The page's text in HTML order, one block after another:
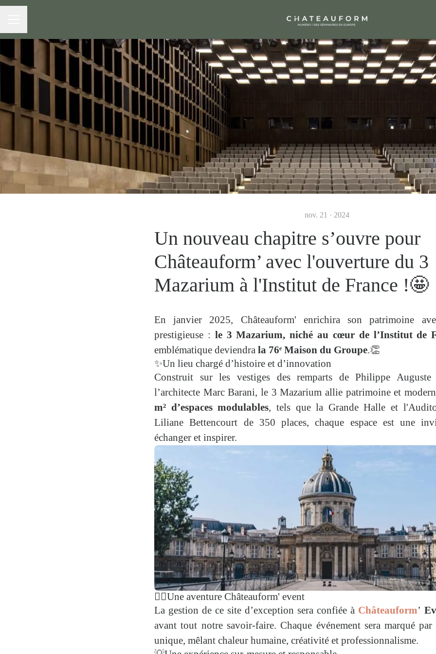
nov. 21 · 2024
Un nouveau chapitre s’ouvre pour
Châteauform’ avec l'ouverture du 3
Mazarium à l'Institut de France !🤩
En janvier 2025, Châteauform' enrichira son patrimoine
prestigieuse : le 3 Mazarium, niché au cœur de l’Institut de
emblématique deviendra la 76ᵉ Maison du Groupe.👏
✨Un lieu chargé d’histoire et d’innovation
Construit sur les vestiges des remparts de Philippe
l’architecte Marc Barani, le 3 Mazarium allie patrimoine et
m² d’espaces modulables, tels que la Grande Halle et
Liliane Bettencourt de 350 places, chaque espace est une
échanger et inspirer.
👉🏽Une aventure Châteauform' event
La gestion de ce site d’exception sera confiée à Châteauform’
avant tout notre savoir-faire. Chaque événement sera marqué
unique, mêlant chaleur humaine, créativité et professionnalisme.